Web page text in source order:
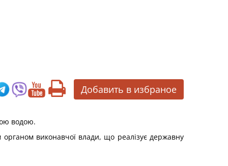
Добавить в избраное
водою.
виконавчої влади, що реалізує державну